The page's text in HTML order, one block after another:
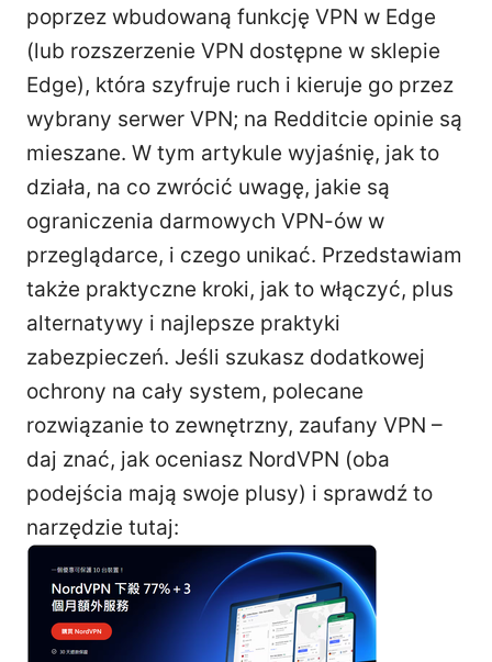
poprzez wbudowaną funkcję VPN w Edge
(lub rozszerzenie VPN dostępne w sklepie
Edge), która szyfruje ruch i kieruje go przez
wybrany serwer VPN; na Redditcie opinie są
mieszane. W tym artykule wyjaśnię, jak to
działa, na co zwrócić uwagę, jakie są
ograniczenia darmowych VPN-ów w
przeglądarce, i czego unikać. Przedstawiam
także praktyczne kroki, jak to włączyć, plus
alternatywy i najlepsze praktyki
zabezpieczeń. Jeśli szukasz dodatkowej
ochrony na cały system, polecane
rozwiązanie to zewnętrzny, zaufany VPN –
daj znać, jak oceniasz NordVPN (oba
podejścia mają swoje plusy) i sprawdź to
narzędzie tutaj: